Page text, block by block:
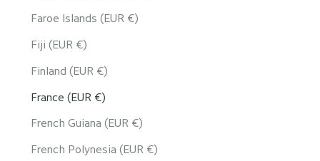
Faroe Islands (EUR €)
Fiji (EUR €)
Finland (EUR €)
France (EUR €)
French Guiana (EUR €)
French Polynesia (EUR €)